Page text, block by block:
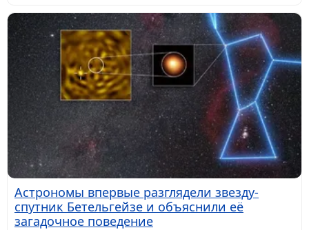
Астрономы впервые разглядели звезду-
спутник Бетельгейзе и объяснили её
загадочное поведение